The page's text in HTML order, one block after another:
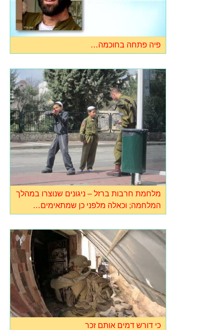
פיה פתחה בחוכמה…
מלחמת חרבות ברזל – ניגונים שנוצרו במהלך
המלחמה; וכאלה מלפני כן שמתאימים…
כי דורש דמים אותם זכר